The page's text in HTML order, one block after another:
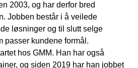
2003, og har derfor bred
Jobben består i å veilede
løsninger og til slutt selge
passer kundene formål.
hos GMM. Han har også
og siden 2019 har han jobbet